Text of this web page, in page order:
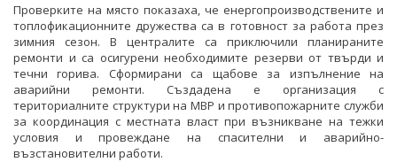
Проверките на място показаха, че енергопроизводствените и
топлофикационните дружества са в готовност за работа през
зимния сезон. В централите са приключили планираните
ремонти и са осигурени необходимите резерви от твърди и
течни горива. Сформирани са щабове за изпълнение на
аварийни ремонти. Създадена е организация с
териториалните структури на МВР и противопожарните служби
за координация с местната власт при възникване на тежки
условия и провеждане на спасителни и аварийно-
възстановителни работи.